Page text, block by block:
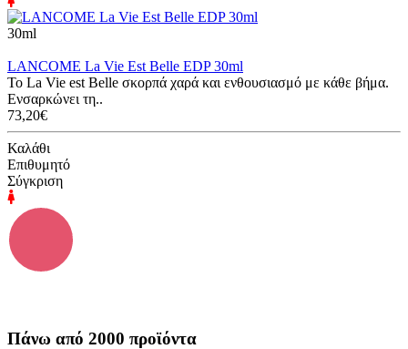
30ml
LANCOME La Vie Est Belle EDP 30ml
Το La Vie est Belle σκορπά χαρά και ενθουσιασμό με κάθε βήμα.
Ενσαρκώνει τη..
73,20€
Καλάθι
Επιθυμητό
Σύγκριση
Πάνω από 2000 προϊόντα